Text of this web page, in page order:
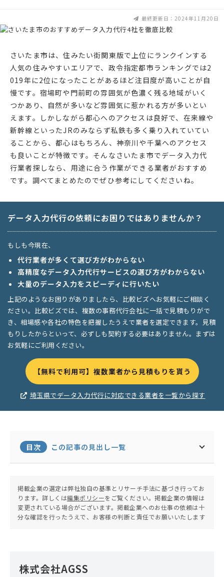
最終更新日：2024年11月20日
さいたま市は、住みたい街関東版で上位にランクインする
人気の住みやすいエリアで、政令指定都市ランキングでは2
019年に2位になったことがあるほど注目度が高いことが自
慢です。宿場町や門前町の雰囲気が色濃く残る地域がいく
つかあり、自然が多いなど雰囲気に惹かれる方が多いとい
えます。しかしながら都心へのアクセスは良好で、在来線や
新幹線といったJRのみならず私鉄も多く乗り入れていてい
ることから、都心はもちろん、神奈川や千葉へのアクセス
も良いことが特徴です。そんなさいたま市でデータ入力代
行業者探しなら、用途に合う作業ができる業者がおすすめ
です。調べてまとめたのでぜひ参考にしてくださいね。
データ入力代行の依頼にお困りではありませんか？
もしも今現在、
代行業者が多くて選び方がわからない
高精度なデータ入力代行サービスの選び方がわからない
大量のデータ入力をスピーディに行いたい
上記のようなお困りがありましたら、比較ビズへお気軽にご相談く
ださい。比較ビズでは、複数の事務代行会社に一括で見積もりがで
き、相場感や各社の特色を把握したうえで業者を選定できます。見積
もりしたからといって、必ずしも契約する必要はありません。まずは
お気軽にご利用ください。
【無料で利用可】複数業者から見積もりを貰う
埼玉県でデータ入力代行に対応できる業者を一覧から探す
目次 この記事の見出し一覧
掲載企業の選定は弊社独自の基準とリサーチ手法に基づき行ってお
ります。詳しくは編集ポリシーをご覧ください。掲載企業の情報は
変更されている場合がございます。掲載企業へのお仕事の依頼は十
分な確認を行ったうえで、お客様の判断と責任でお願いいたします
株式会社AGSS